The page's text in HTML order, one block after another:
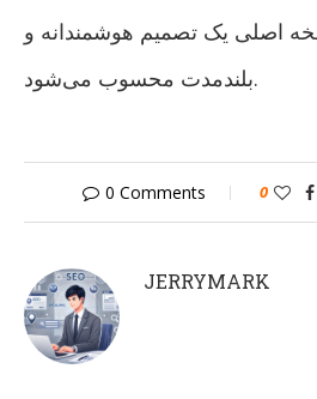
اصلی یک تصمیم هوشمندانه و
بلندمدت محسوب می‌شود.
0 Comments 0
JERRYMARK